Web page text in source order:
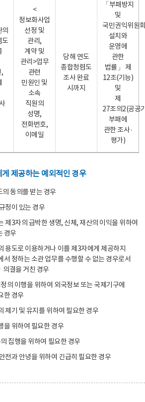
도
,
<
정보화사업
선정 및
관리,
계약 및
관리>업무
관련
민원인 및
소속
직원의
성명,
전화번호,
이메일
당해 연도
종합청렴도
조사 완료
시까지
「부패방지
및
국민권익위원
설치와
운영에
관한
법률」 제
12조(기능)
및
제
27조의2(공공
부패에
관한 조사·
평가)
제공하는 예외적인 경우
동의를 받는 경우
정이 있는 경우
제3자의 급박한 생명, 신체, 재산의 이익을 위하여
경우
용도로 이용하거나 이를 제3자에게 제공하지
서 정하는 소관 업무를 수행할 수 없는 경우로서
의결을 거친 경우
의 이행을 위하여 외국정보 또는 국제기구에
한 경우
제기 및 유지를 위하여 필요한 경우
을 위하여 필요한 경우
집행을 위하여 필요한 경우
전과 안녕을 위하여 긴급히 필요한 경우